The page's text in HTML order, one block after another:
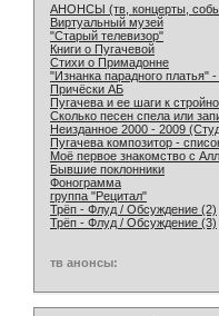
АНОНСЫ (тв, концерты,
Виртуальный музей
"Старый телевизор"
Книги о Пугачевой
Стихи о Примадонне
"Изнанка парадного платья"
Причёски АБ
Пугачева и ее шаги к
Сколько песен спела или
Неизданное 2000 - 2009
Пугачева композитор -
Моё первое знакомство с
Бывшие поклонники
Фонограмма
группа "Рецитал"
Трёп - Флуд / Обсуждение (2)
Трёп - Флуд / Обсуждение (3)
тв анонсы: